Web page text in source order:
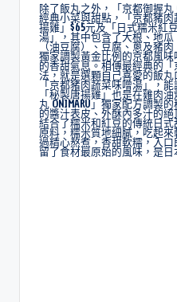
除了飯丸之外，「京都御握丸
經典小菜與甜點，「京都豬
揚雞」$65元及「日式糯米紅
湯」，其中包含了大根、地
（油豆腐）、豆腐、蔥及豬
獨家調製黃金比例的京都風
的香甜氣息。相傳最經典的「
法，就是選顆自己喜愛的飯
「京都豬肉蔬菜味噌湯」，
「秘製唐揚雞」也是在雞肉
丸 ONIMARU」獨家配方調製
的醬汁表皮、外酥內多汁的
結合了糯米和紅豆的傳統日
原料，糯米質地細膩，吃起
過精心熬煮，香甜軟糯，入
留了食材最原始的風味，是日